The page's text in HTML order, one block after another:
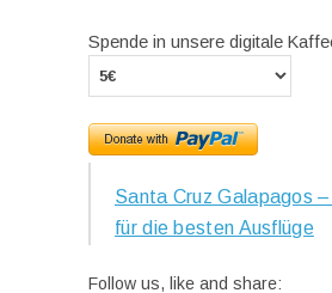
Spende in unsere digitale
Santa Cruz Galapagos
für die besten Ausflüge
Follow us, like and share: